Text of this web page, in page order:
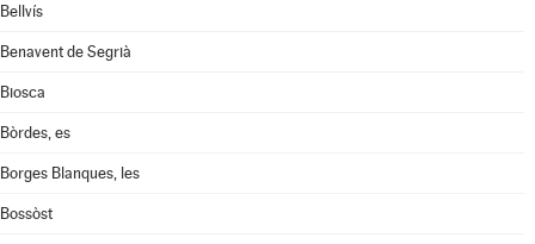
Bellvís
Benavent de Segrià
Biosca
Bòrdes, es
Borges Blanques, les
Bossòst